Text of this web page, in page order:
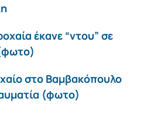
έκανε “ντου” σε
στο Βαμβακόπουλο
(φωτο)